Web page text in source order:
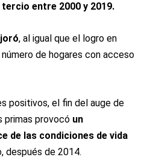
entre 2000 y 2019.
, al igual que el logro en
de hogares con acceso
positivos, el fin del auge de
primas provocó un
de las condiciones de vida
después de 2014.